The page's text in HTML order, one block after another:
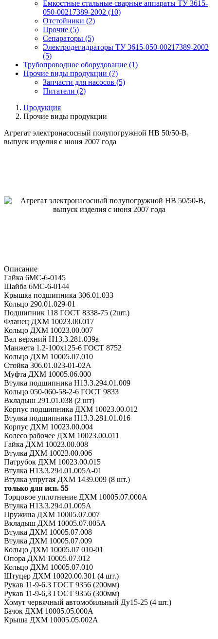
Емкостные стальные сварные аппараты ТУ 3615-
050-00217389-2002 (10)
Отстойники (2)
Прочие (5)
Сепараторы (5)
Электродегидраторы ТУ 3615-050-00217389-2002
(5)
Трубопроводное оборудование (1)
Прочие виды продукции (7)
Запчасти для насосов (5)
Питатели (2)
Продукция
Прочие виды продукции
Агрегат электронасосный полупогружной НВ 50/50-В,
выпуск изделия с июня 2007 года
Описание
Гайка 6МС-6-0145
Шайба 6МС-6-0144
Крышка подшипника 306.01.033
Кольцо 290.01.029-01
Подшипник 118 ГОСТ 8338-75 (2шт.)
Фланец ДХМ 10023.00.017
Кольцо ДХМ 10023.00.007
Вал верхний Н13.3.281.039а
Манжета 1.2-100x125-6 ГОСТ 8752
Кольцо ДХМ 10005.07.010
Стойка 306.01.023-01-02А
Муфта ДХМ 10005.06.000
Втулка подшипника Н13.3.294.01.009
Кольцо 050-060-58-2-6 ГОСТ 9833
Вкладыш 291.01.038 (2 шт)
Корпус подшипника ДХМ 10023.00.012
Втулка подшипника Н13.3.281.01.016
Корпус ДХМ 10023.00.004
Колесо рабочее ДХМ 10023.00.011
Гайка ДХМ 10023.00.008
Втулка ДХМ 10023.00.006
Патрубок ДХМ 10023.00.015
Втулка Н13.3.294.01.005А-01
Втулка упругая ДХМ 1439.009 (8 шт.)
только для исп. 55
Торцовое уплотнение ДХМ 10005.07.000А
Втулка Н13.3.294.01.005А
Пружина ДХМ 10005.07.007
Вкладыш ДХМ 10005.07.005А
Втулка ДХМ 10005.07.008
Втулка ДХМ 10005.07.009
Кольцо ДХМ 10005.07 010-01
Опора ДХМ 10005.07.012
Кольцо ДХМ 10005.07.010
Штуцер ДХМ 10020.00.301 (4 шт.)
Рукав 11-9-6.3 ГОСТ 9356 (200мм)
Рукав 11-9-6,3 ГОСТ 9356 (300мм)
Хомут червячный автомобильный Ду15-25 (4 шт.)
Бачок ДХМ 10005.05.000А
Крыша ДХМ 10005.05.002А